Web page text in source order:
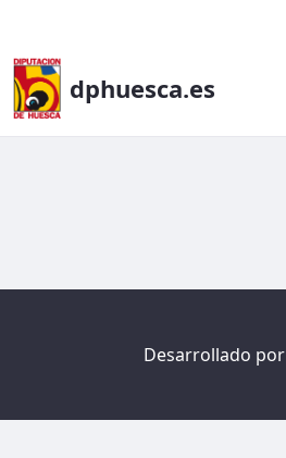
dphuesca.es
Desarrollado por